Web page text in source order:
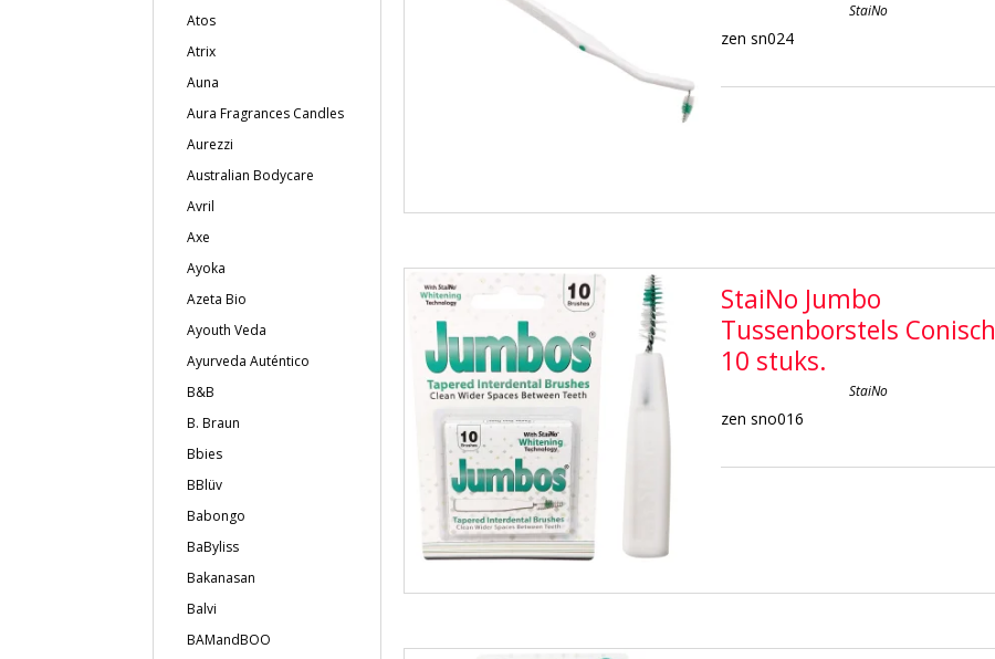
Atos
Atrix
Auna
Aura Fragrances Candles
Aurezzi
Australian Bodycare
Avril
Axe
Ayoka
Azeta Bio
Ayouth Veda
Ayurveda Auténtico
B&B
B. Braun
Bbies
BBlüv
Babongo
BaByliss
Bakanasan
Balvi
BAMandBOO
StaiNo
zen sn024
StaiNo Jumbo
Tussenborstels Conisch
10 stuks.
StaiNo
zen sno016